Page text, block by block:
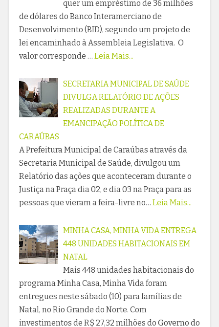
quer um empréstimo de 36 milhões
de dólares do Banco Interamerciano de
Desenvolvimento (BID), segundo um projeto de
lei encaminhado à Assembleia Legislativa. O
valor corresponde … Leia Mais...
SECRETARIA MUNICIPAL DE SAÚDE
DIVULGA RELATÓRIO DE AÇÕES
REALIZADAS DURANTE A
EMANCIPAÇÃO POLÍTICA DE
CARAÚBAS
A Prefeitura Municipal de Caraúbas através da
Secretaria Municipal de Saúde, divulgou um
Relatório das ações que aconteceram durante o
Justiça na Praça dia 02, e dia 03 na Praça para as
pessoas que vieram a feira-livre no… Leia Mais...
MINHA CASA, MINHA VIDA ENTREGA
448 UNIDADES HABITACIONAIS EM
NATAL
Mais 448 unidades habitacionais do
programa Minha Casa, Minha Vida foram
entregues neste sábado (10) para famílias de
Natal, no Rio Grande do Norte. Com
investimentos de R$ 27,32 milhões do Governo do